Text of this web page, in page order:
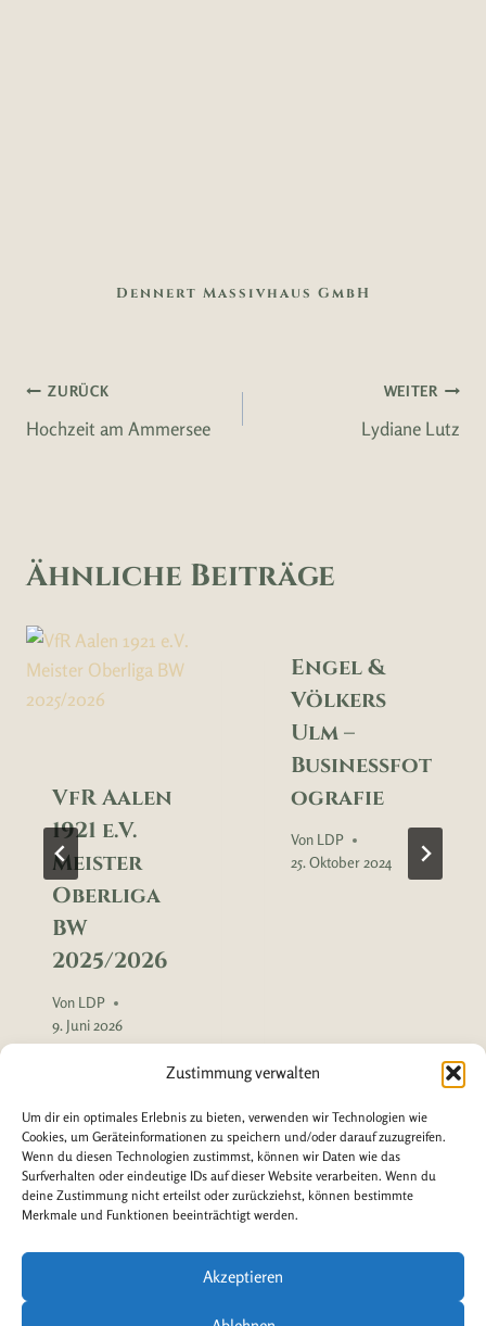
Zustimmung verwalten
Um dir ein optimales Erlebnis zu bieten, verwenden wir Technologien wie
Cookies, um Geräteinformationen zu speichern und/oder darauf zuzugreifen.
Wenn du diesen Technologien zustimmst, können wir Daten wie das
Surfverhalten oder eindeutige IDs auf dieser Website verarbeiten. Wenn du
deine Zustimmung nicht erteilst oder zurückziehst, können bestimmte
Merkmale und Funktionen beeinträchtigt werden.
Akzeptieren
Dennert Massivhaus GmbH
Beitragsnavigation
ZURÜCK
Hochzeit am Ammersee
WEITER
Lydiane Lutz
Ähnliche Beiträge
VfR Aalen
1921 e.V.
Meister
Oberliga
BW
2025/2026
Von LDP
9. Juni 2026
Engel &
Völkers
Ulm –
Businessfot
ografie
Von LDP
25. Oktober 2024